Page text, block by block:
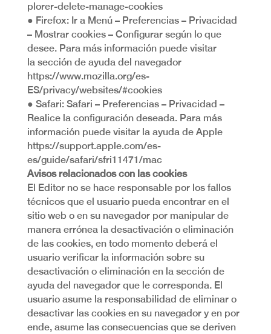
plorer-delete-manage-cookies
● Firefox: Ir a Menú – Preferencias – Privacidad
– Mostrar cookies – Configurar según lo que
desee. Para más información puede visitar
la sección de ayuda del navegador
https://www.mozilla.org/es-
ES/privacy/websites/#cookies
● Safari: Safari – Preferencias – Privacidad –
Realice la configuración deseada. Para más
información puede visitar la ayuda de Apple
https://support.apple.com/es-
es/guide/safari/sfri11471/mac
Avisos relacionados con las cookies
El Editor no se hace responsable por los fallos
técnicos que el usuario pueda encontrar en el
sitio web o en su navegador por manipular de
manera errónea la desactivación o eliminación
de las cookies, en todo momento deberá el
usuario verificar la información sobre su
desactivación o eliminación en la sección de
ayuda del navegador que le corresponda. El
usuario asume la responsabilidad de eliminar o
desactivar las cookies en su navegador y en por
ende, asume las consecuencias que se deriven